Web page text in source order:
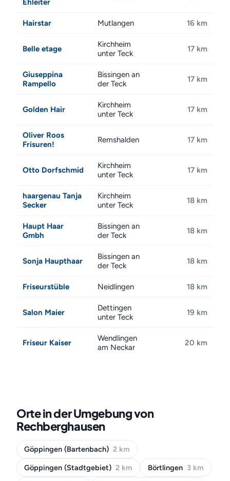
Ehleiter
Hairstar Mutlangen 16 km
Belle etage
Kirchheim
unter Teck
17 km
Giuseppina
Rampello
Bissingen an
der Teck
17 km
Golden Hair
Kirchheim
unter Teck
17 km
Oliver Roos
Frisuren!
Remshalden 17 km
Otto Dorfschmid
Kirchheim
unter Teck
17 km
haargenau Tanja
Secker
Kirchheim
unter Teck
18 km
Haupt Haar
Gmbh
Bissingen an
der Teck
18 km
Sonja Haupthaar
Bissingen an
der Teck
18 km
Friseurstüble Neidlingen 18 km
Salon Maier
Dettingen
unter Teck
19 km
Friseur Kaiser
Wendlingen
am Neckar
20 km
Orte in der Umgebung von
Rechberghausen
Göppingen (Bartenbach) 2 km
Göppingen (Stadtgebiet) 2 km Börtlingen 3 km